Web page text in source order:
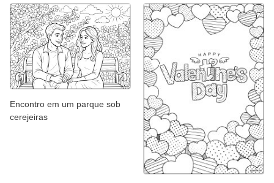
Encontro em um parque sob
cerejeiras